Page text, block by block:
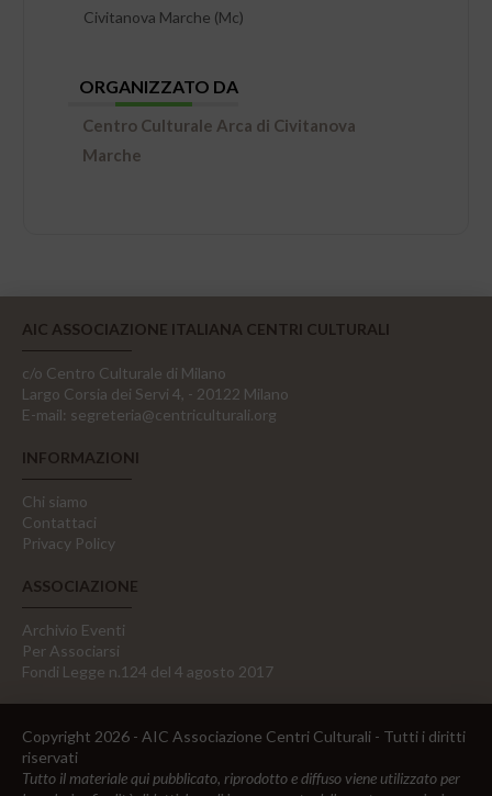
Civitanova Marche (Mc)
ORGANIZZATO DA
Centro Culturale Arca di Civitanova
Marche
AIC ASSOCIAZIONE ITALIANA CENTRI CULTURALI
c/o Centro Culturale di Milano
Largo Corsia dei Servi 4, - 20122 Milano
E-mail: segreteria@centriculturali.org
INFORMAZIONI
Chi siamo
Contattaci
Privacy Policy
ASSOCIAZIONE
Archivio Eventi
Per Associarsi
Fondi Legge n.124 del 4 agosto 2017
Copyright 2026 - AIC Associazione Centri Culturali - Tutti i diritti
riservati
Tutto il materiale qui pubblicato, riprodotto e diffuso viene utilizzato per